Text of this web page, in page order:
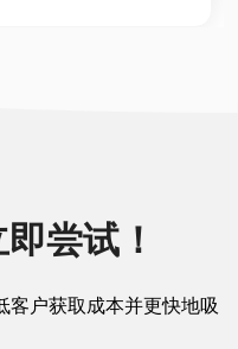
尝试！
客户获取成本并更快地吸